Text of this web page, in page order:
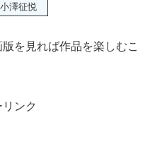
小澤征悦
を見れば作品を楽しむこ
ンク